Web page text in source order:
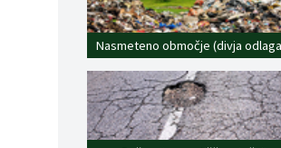
Nasmeteno območje (divja